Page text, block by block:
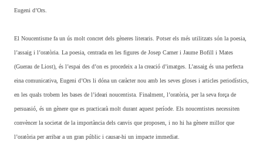
Eugeni d’Ors.
El Noucentisme fa un ús molt concret dels gèneres literaris. Potser els més utilitzats són la poesia,
l’assaig i l’oratòria. La poesia, centrada en les figures de Josep Carner i Jaume Bofill i Mates
(Guerau de Liost), és l’espai des d’on es procedeix a la creació d’imatges. L’assaig és una perfecta
eina comunicativa, Eugeni d’Ors li dóna un caràcter nou amb les seves gloses i articles periodístics,
en les quals trobem les bases de l’ideari noucentista. Finalment, l’oratòria, per la seva força de
persuasió, és un gènere que es practicarà molt durant aquest període. Els noucentistes necessiten
convèncer la societat de la importància dels canvis que proposen, i no hi ha gènere millor que
l’oratòria per arribar a un gran públic i causar-hi un impacte immediat.